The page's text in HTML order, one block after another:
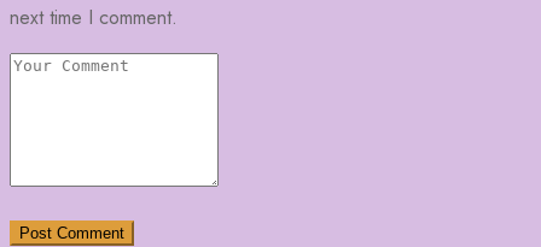
next time I comment.